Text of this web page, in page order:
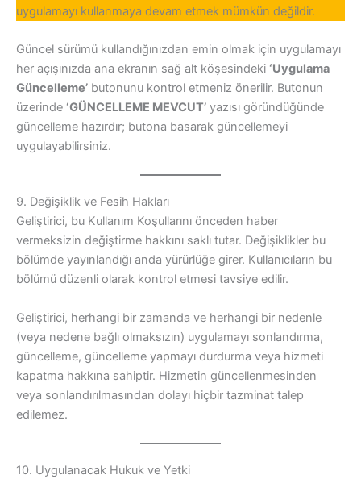
uygulamayı kullanmaya devam etmek mümkün değildir.
Güncel sürümü kullandığınızdan emin olmak için uygulamayı
her açışınızda ana ekranın sağ alt köşesindeki ‘Uygulama
Güncelleme’ butonunu kontrol etmeniz önerilir. Butonun
üzerinde ‘GÜNCELLEME MEVCUT’ yazısı göründüğünde
güncelleme hazırdır; butona basarak güncellemeyi
uygulayabilirsiniz.
9. Değişiklik ve Fesih Hakları
Geliştirici, bu Kullanım Koşullarını önceden haber
vermeksizin değiştirme hakkını saklı tutar. Değişiklikler bu
bölümde yayınlandığı anda yürürlüğe girer. Kullanıcıların bu
bölümü düzenli olarak kontrol etmesi tavsiye edilir.
Geliştirici, herhangi bir zamanda ve herhangi bir nedenle
(veya nedene bağlı olmaksızın) uygulamayı sonlandırma,
güncelleme, güncelleme yapmayı durdurma veya hizmeti
kapatma hakkına sahiptir. Hizmetin güncellenmesinden
veya sonlandırılmasından dolayı hiçbir tazminat talep
edilemez.
10. Uygulanacak Hukuk ve Yetki